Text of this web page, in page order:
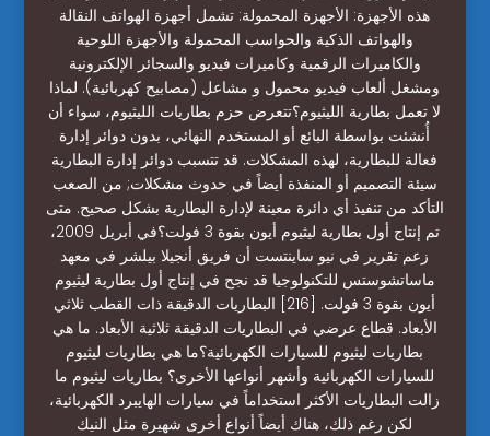
هذه الأجهزة: الأجهزة المحمولة: تشمل أجهزة الهواتف النقالة
والهواتف الذكية والحواسب المحمولة والأجهزة اللوحية
والكاميرات الرقمية وكاميرات فيديو والسجائر الإلكترونية
ومشغل ألعاب فيديو محمول و مشاعل (مصابيح كهربائية). لماذا
لا تعمل بطارية الليثيوم؟تتعرض حزم بطاريات الليثيوم، سواء أن
أُنشئت بواسطة البائع أو المستخدم النهائي، بدون دوائر إدارة
فعالة للبطارية، لهذه المشكلات. قد تتسبب دوائر إدارة البطارية
سيئة التصميم أو المنفذة أيضاً في حدوث مشكلات; من الصعب
التأكد من تنفيذ أي دائرة معينة لإدارة البطارية بشكل صحيح. متى
تم إنتاج أول بطارية ليثيوم أيون بقوة 3 فولت؟في أبريل 2009،
زعم تقرير في نيو ساينتست أن فريق أنجيلا بيلشر في معهد
ماساتشوستس للتكنولوجيا قد نجح في إنتاج أول بطارية ليثيوم
أيون بقوة 3 فولت. [216] البطاريات الدقيقة ذات القطب ثلاثي
الأبعاد. قطاع عرضي في البطاريات الدقيقة ثلاثية الأبعاد. ما هي
بطاريات ليثيوم للسيارات الكهربائية؟ما هي بطاريات ليثيوم
للسيارات الكهربائية وأشهر أنواعها الأخرى؟ بطاريات ليثيوم ما
زالت البطاريات الأكثر استخداماً في سيارات الهايبرد الكهربائية،
لكن رغم ذلك، هناك أيضاً أنواع أخرى شهيرة مثل النيك